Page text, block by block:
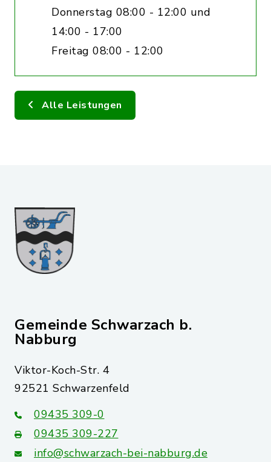
Donnerstag 08:00 - 12:00 und
14:00 - 17:00
Freitag 08:00 - 12:00
Alle Leistungen
Gemeinde Schwarzach b.
Nabburg
Viktor-Koch-Str. 4
92521 Schwarzenfeld
09435 309-0
09435 309-227
info@schwarzach-bei-nabburg.de